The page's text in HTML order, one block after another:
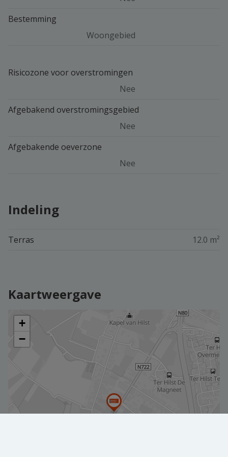
Bestemming
Woongebied
Risicozone voor overstromingen
Nee
Afgebakend overstromingsgebied
Nee
Afgebakende oeverzone
Nee
Indeling
Terras 12.0 m²
Kaartweergave